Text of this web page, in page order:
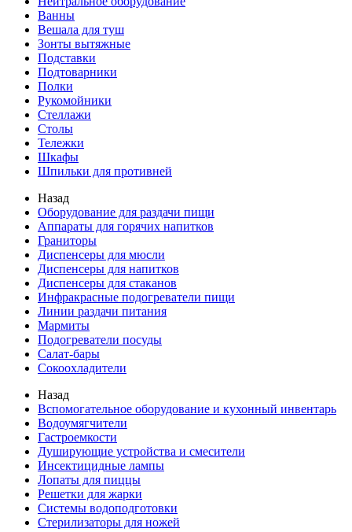
Ванны
Вешала для туш
Зонты вытяжные
Подставки
Подтоварники
Полки
Рукомойники
Стеллажи
Столы
Тележки
Шкафы
Шпильки для противней
Назад
Оборудование для раздачи пищи
Аппараты для горячих напитков
Граниторы
Диспенсеры для мюсли
Диспенсеры для напитков
Диспенсеры для стаканов
Инфракрасные подогреватели пищи
Линии раздачи питания
Мармиты
Подогреватели посуды
Салат-бары
Сокоохладители
Назад
Вспомогательное оборудование и кухонный инвентарь
Водоумягчители
Гастроемкости
Душирующие устройства и смесители
Инсектицидные лампы
Лопаты для пиццы
Решетки для жарки
Системы водоподготовки
Стерилизаторы для ножей